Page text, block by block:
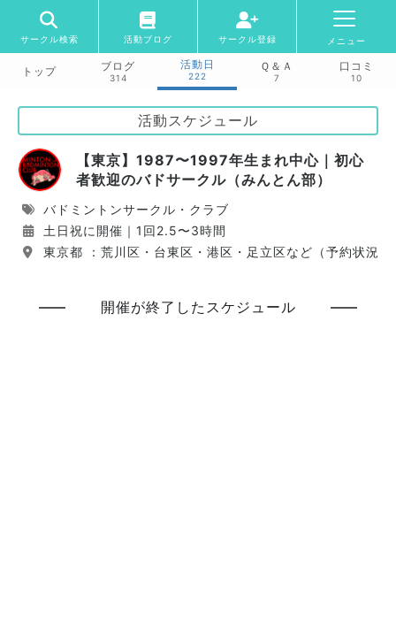
サークル検索 活動ブログ サークル登録 メニュー
トップ ブログ
314
活動日
222
Ｑ＆Ａ
7
口コミ
10
活動スケジュール
【東京】1987〜1997年生まれ中心｜初心
者歓迎のバドサークル（みんとん部）
バドミントンサークル・クラブ
土日祝に開催｜1回2.5〜3時間
東京都 ：荒川区・台東区・港区・足立区など（予約状況
開催が終了したスケジュール